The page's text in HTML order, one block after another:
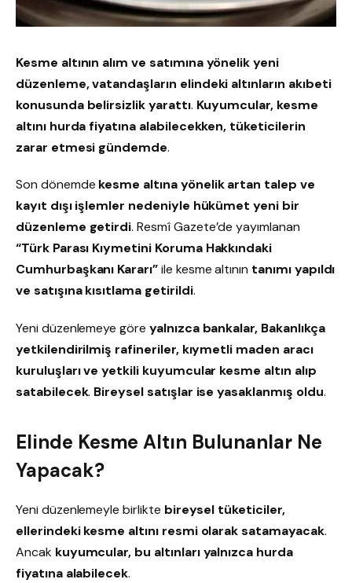
Kesme altının alım ve satımına yönelik yeni
düzenleme, vatandaşların elindeki altınların akıbeti
konusunda belirsizlik yarattı. Kuyumcular, kesme
altını hurda fiyatına alabilecekken, tüketicilerin
zarar etmesi gündemde.
Son dönemde kesme altına yönelik artan talep ve
kayıt dışı işlemler nedeniyle hükümet yeni bir
düzenleme getirdi. Resmî Gazete’de yayımlanan
“Türk Parası Kıymetini Koruma Hakkındaki
Cumhurbaşkanı Kararı”ile kesme altının tanımı yapıldı
ve satışına kısıtlama getirildi.
Yeni düzenlemeye göre yalnızca bankalar, Bakanlıkça
yetkilendirilmiş rafineriler, kıymetli maden aracı
kuruluşları ve yetkili kuyumcular kesme altın alıp
satabilecek. Bireysel satışlar ise yasaklanmış oldu.
Elinde Kesme Altın Bulunanlar Ne
Yapacak?
Yeni düzenlemeyle birlikte bireysel tüketiciler,
ellerindeki kesme altını resmi olarak satamayacak.
Ancak kuyumcular, bu altınları yalnızca hurda
fiyatına alabilecek.